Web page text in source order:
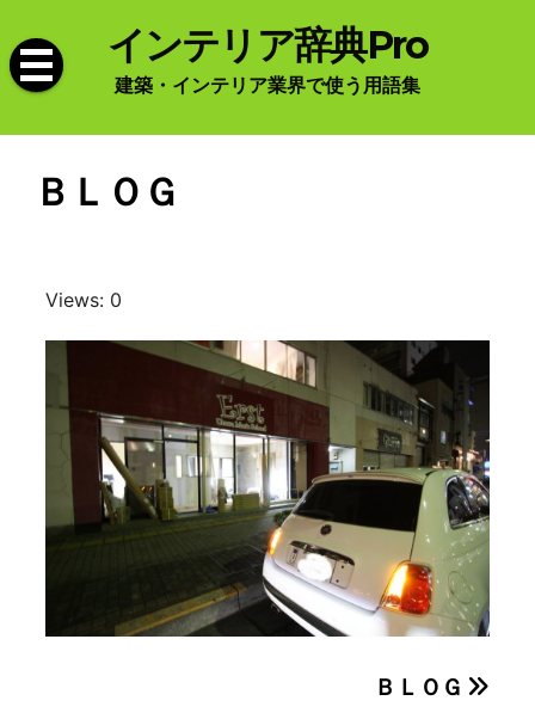
to
content
インテリア辞典Pro
建築・インテリア業界で使う用語集
ＢＬＯＧ
Views: 0
ＢＬＯＧ